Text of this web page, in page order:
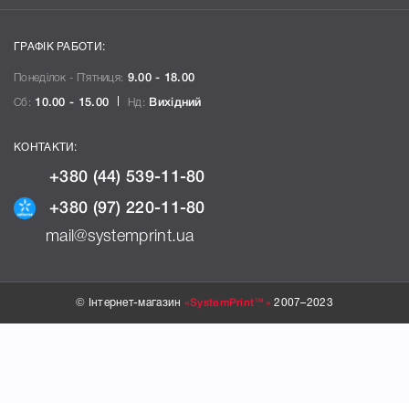
ГРАФІК РАБОТИ:
Понеділок - П`ятниця: 9.00 - 18.00
Сб: 10.00 - 15.00 Нд: Вихідний
КОНТАКТИ:
+380 (44) 539-11-80
+380 (97) 220-11-80
mail@systemprint.ua
© Інтернет-магазин «SystemPrint™» 2007–2023